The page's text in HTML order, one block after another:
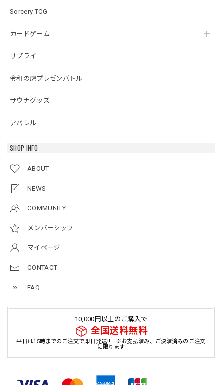
Sorcery TCG
カードゲーム
サプライ
令和の虎プレゼンバトル
サウナグッズ
アパレル
SHOP INFO
ABOUT
NEWS
COMMUNITY
メンバーシップ
マイページ
CONTACT
FAQ
10,000円以上のご購入で
全国送料無料
平日は15時までのご注文で即日発送!! ※お支払済み、ご決済済みのご注文
に限ります